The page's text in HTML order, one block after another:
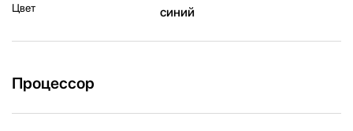
Цвет синий
Процессор